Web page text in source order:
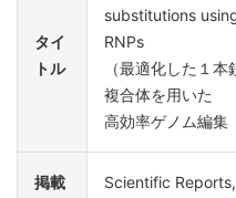
タイ
トル
substitutions
RNPs
（最適化した１
複合体を用いた
高効率ゲノム編集
掲載
Scientific